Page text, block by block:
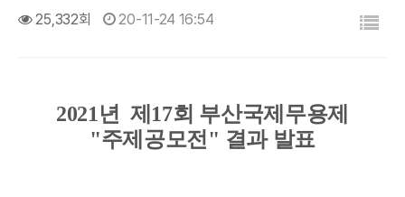
25,332회 20-11-24 16:54
2021년 제17회 부산국제무용제
"주제공모전" 결과 발표